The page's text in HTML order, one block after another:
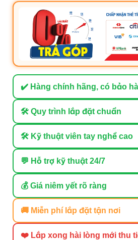
✔️ Hàng chính hãng, có bảo
🛠 Quy trình lắp đặt chuẩn
🛠 Kỹ thuật viên tay nghề cao
💬 Hỗ trợ kỹ thuật 24/7
💰 Giá niêm yết rõ ràng
🚚 Miễn phí lắp đặt tận nơi
❤️ Lắp xong hài lòng mới thu